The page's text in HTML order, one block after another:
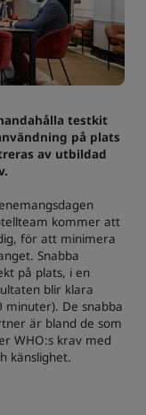
testkit
på plats
av utbildad
kommer att
för att minimera
Snabba
på plats, i en
blir klara
minuter). De snabba
är bland de som
WHO:s krav med
känslighet.